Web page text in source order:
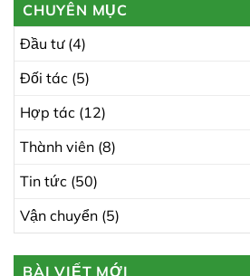
CHUYÊN MỤC
Đầu tư(4)
Đối tác (5)
Hợp tác (12)
Thành viên (8)
Tin tức (50)
Vận chuyển (5)
BÀI VIẾT MỚI